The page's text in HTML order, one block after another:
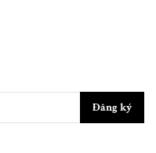
Đăng ký